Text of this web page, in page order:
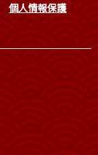
個人情報保護